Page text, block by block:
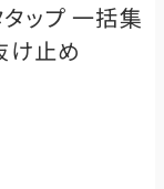
タップ 一括集
け止め